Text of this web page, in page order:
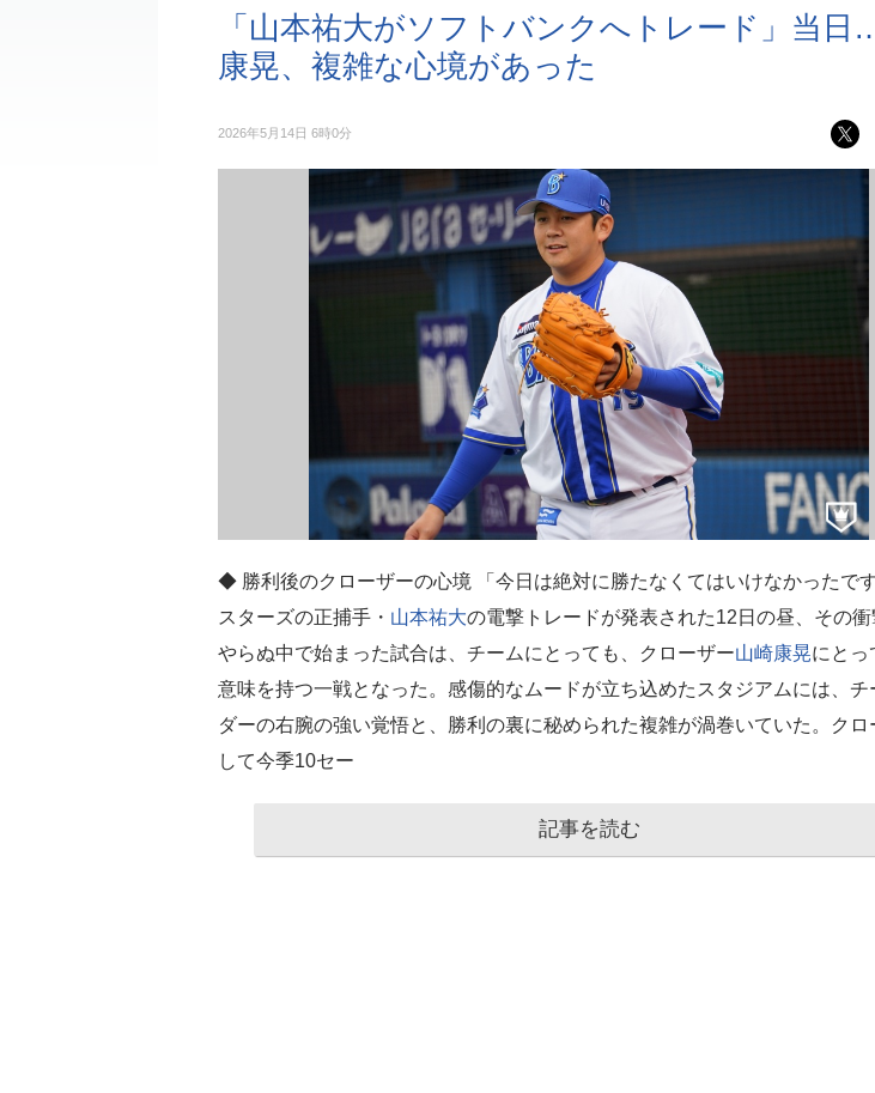
「山本祐大がソフトバンクへトレード」当日
康晃、複雑な心境があった
2026年5月14日 6時0分
◆ 勝利後のクローザーの心境 「今日は絶対に勝たなくてはいけなかったで
スターズの正捕手・ 山本祐大の電撃トレードが発表された12日の昼、その
やらぬ中で始まった試合は、チームにとっても、クローザー山崎康晃にとっ
意味を持つ一戦となった。感傷的なムードが立ち込めたスタジアムには、チ
ダーの右腕の強い覚悟と、勝利の裏に秘められた複雑が渦巻いていた。クロ
して今季10セー
記事を読む